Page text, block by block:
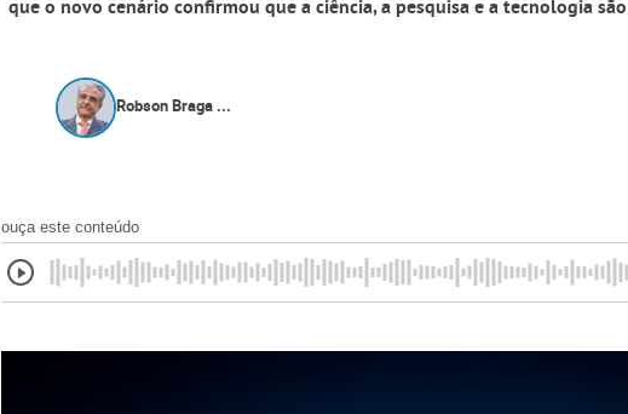
que o novo cenário confirmou que a ciência, a pesquisa e a tecnologia
Robson Braga ...
ouça este conteúdo